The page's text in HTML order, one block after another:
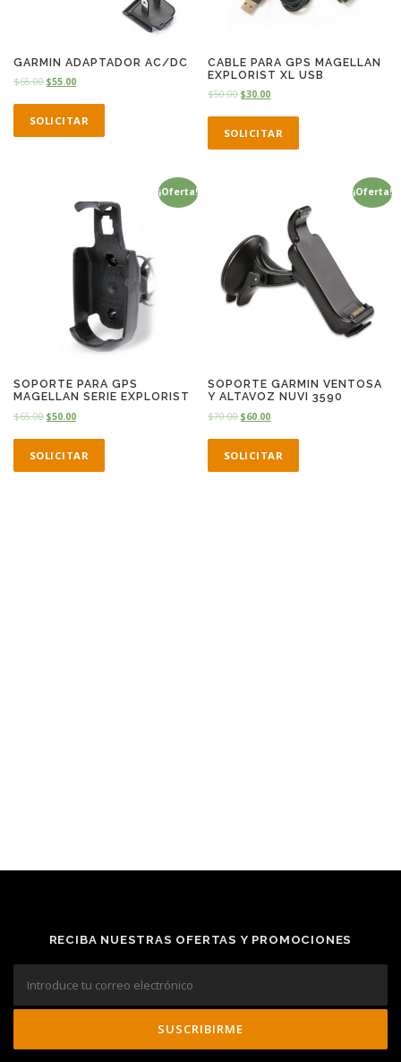
GARMIN ADAPTADOR AC/DC
$65.00 $55.00
SOLICITAR
CABLE PARA GPS MAGELLAN
EXPLORIST XL USB
$50.00 $30.00
SOLICITAR
¡Oferta!
SOPORTE PARA GPS
MAGELLAN SERIE EXPLORIST
$65.00 $50.00
SOLICITAR
¡Oferta!
SOPORTE GARMIN VENTOSA
Y ALTAVOZ NUVI 3590
$70.00 $60.00
SOLICITAR
RECIBA NUESTRAS OFERTAS Y PROMOCIONES